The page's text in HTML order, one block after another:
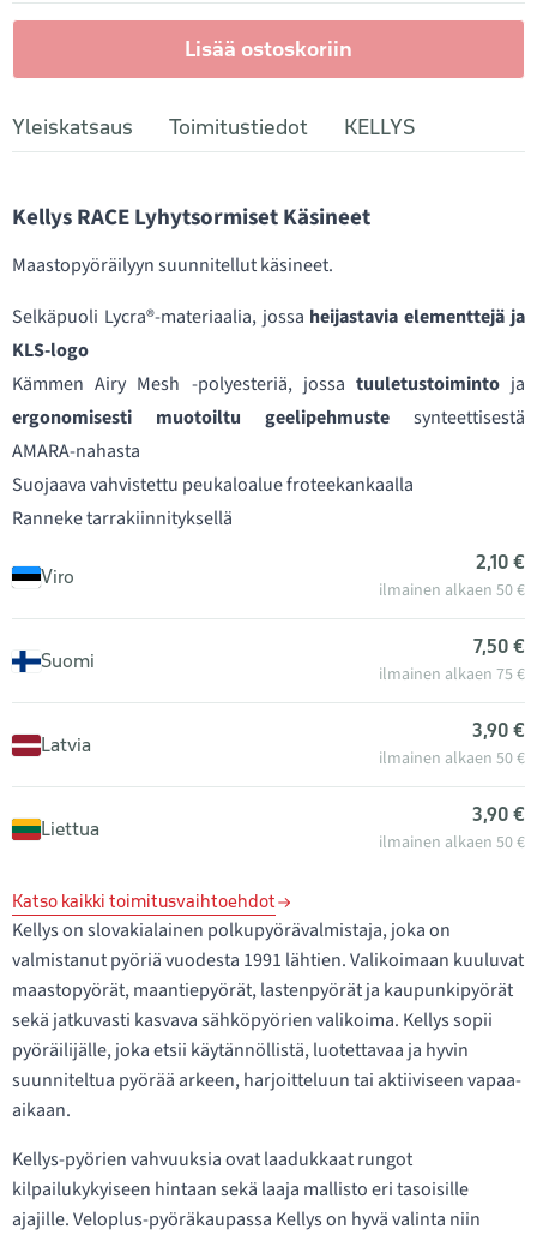
Lisää ostoskoriin
Yleiskatsaus Toimitustiedot KELLYS
Kellys RACE Lyhytsormiset Käsineet
Maastopyöräilyyn suunnitellut käsineet.
Selkäpuoli Lycra®-materiaalia, jossa heijastavia elementtejä ja
KLS-logo
Kämmen Airy Mesh -polyesteriä, jossa tuuletustoimintoja
ergonomisesti muotoiltu geelipehmuste synteettisestä
AMARA-nahasta
Suojaava vahvistettu peukaloalue froteekankaalla
Ranneke tarrakiinnityksellä
Viro
2,10 €
ilmainen alkaen 50 €
Suomi
7,50 €
ilmainen alkaen 75 €
Latvia
3,90 €
ilmainen alkaen 50 €
Liettua
3,90 €
ilmainen alkaen 50 €
Katso kaikki toimitusvaihtoehdot
Kellys on slovakialainen polkupyörävalmistaja, joka on
valmistanut pyöriä vuodesta 1991 lähtien. Valikoimaan kuuluvat
maastopyörät, maantiepyörät, lastenpyörät ja kaupunkipyörät
sekä jatkuvasti kasvava sähköpyörien valikoima. Kellys sopii
pyöräilijälle, joka etsii käytännöllistä, luotettavaa ja hyvin
suunniteltua pyörää arkeen, harjoitteluun tai aktiiviseen vapaa-
aikaan.
Kellys-pyörien vahvuuksia ovat laadukkaat rungot
kilpailukykyiseen hintaan sekä laaja mallisto eri tasoisille
ajajille. Veloplus-pyöräkaupassa Kellys on hyvä valinta niin